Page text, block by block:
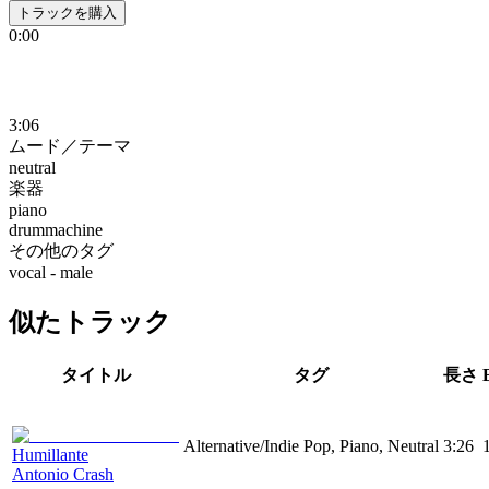
トラックを購入
0:00
3:06
ムード／テーマ
neutral
楽器
piano
drummachine
その他のタグ
vocal - male
似たトラック
タイトル タグ 長さ
Humillante
Antonio Crash
Alternative/Indie Pop, Piano, Neutral 3:26